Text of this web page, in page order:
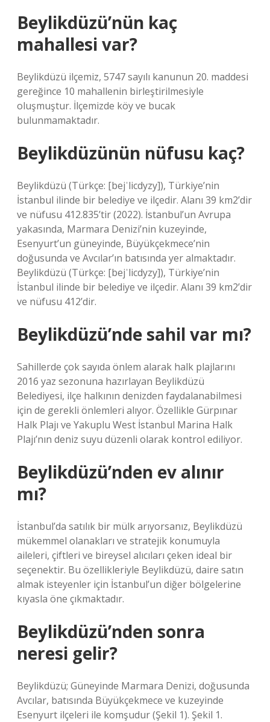
Beylikdüzü’nün kaç
mahallesi var?
Beylikdüzü ilçemiz, 5747 sayılı kanunun 20. maddesi
gereğince 10 mahallenin birleştirilmesiyle
oluşmuştur. İlçemizde köy ve bucak
bulunmamaktadır.
Beylikdüzünün nüfusu kaç?
Beylikdüzü (Türkçe: [bejˈlicdyzy]), Türkiye’nin
İstanbul ilinde bir belediye ve ilçedir. Alanı 39 km2’dir
ve nüfusu 412.835’tir (2022). İstanbul’un Avrupa
yakasında, Marmara Denizi’nin kuzeyinde,
Esenyurt’un güneyinde, Büyükçekmece’nin
doğusunda ve Avcılar’ın batısında yer almaktadır.
Beylikdüzü (Türkçe: [bejˈlicdyzy]), Türkiye’nin
İstanbul ilinde bir belediye ve ilçedir. Alanı 39 km2’dir
ve nüfusu 412’dir.
Beylikdüzü’nde sahil var mı?
Sahillerde çok sayıda önlem alarak halk plajlarını
2016 yaz sezonuna hazırlayan Beylikdüzü
Belediyesi, ilçe halkının denizden faydalanabilmesi
için de gerekli önlemleri alıyor. Özellikle Gürpınar
Halk Plajı ve Yakuplu West İstanbul Marina Halk
Plajı’nın deniz suyu düzenli olarak kontrol ediliyor.
Beylikdüzü’nden ev alınır
mı?
İstanbul’da satılık bir mülk arıyorsanız, Beylikdüzü
mükemmel olanakları ve stratejik konumuyla
aileleri, çiftleri ve bireysel alıcıları çeken ideal bir
seçenektir. Bu özellikleriyle Beylikdüzü, daire satın
almak isteyenler için İstanbul’un diğer bölgelerine
kıyasla öne çıkmaktadır.
Beylikdüzü’nden sonra
neresi gelir?
Beylikdüzü; Güneyinde Marmara Denizi, doğusunda
Avcılar, batısında Büyükçekmece ve kuzeyinde
Esenyurt ilçeleri ile komşudur (Şekil 1). Şekil 1.